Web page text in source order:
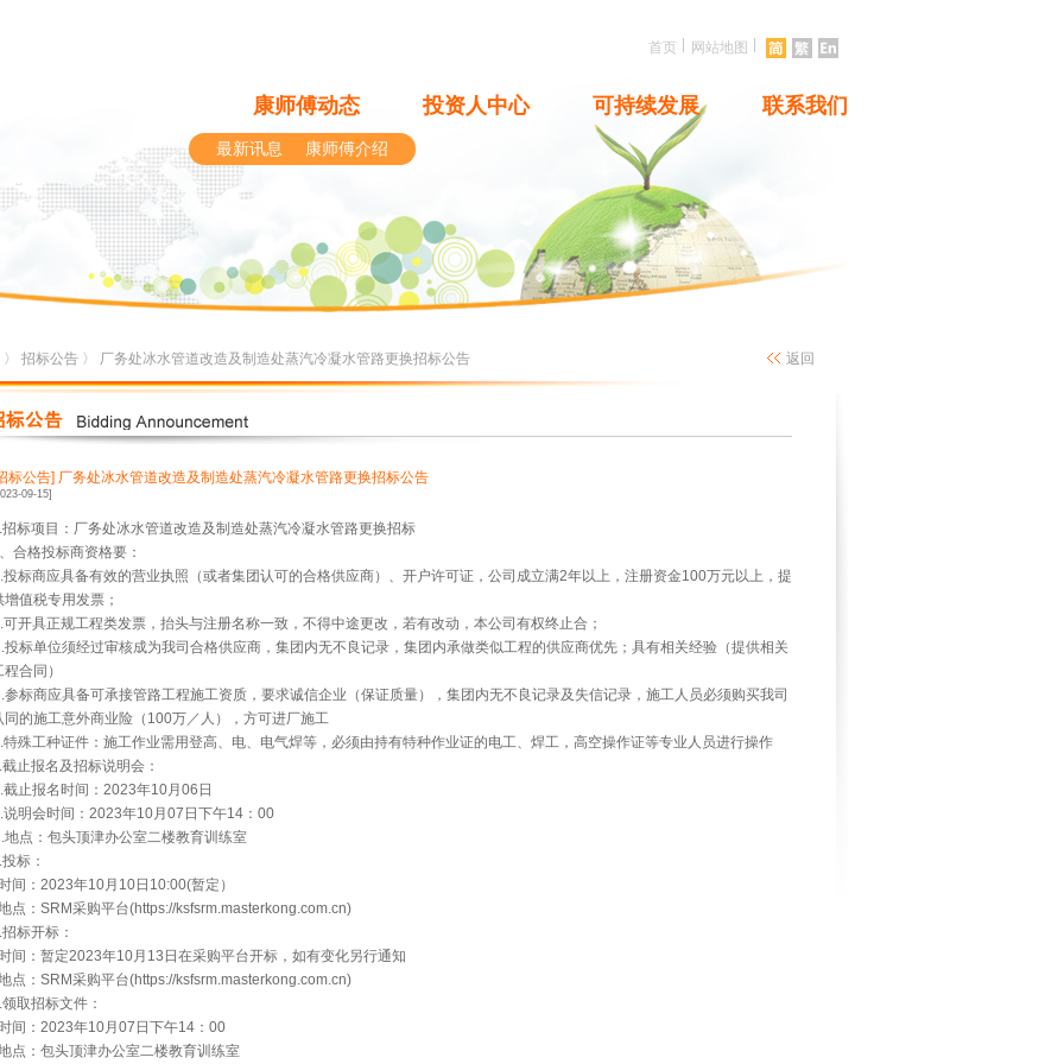
首页 网站地图
康师傅动态 投资人中心 可持续发展 联系我们
最新讯息 康师傅介绍
〉 招标公告 〉 厂务处冰水管道改造及制造处蒸汽冷凝水管路更换招标公告 返回
标公告] 厂务处冰水管道改造及制造处蒸汽冷凝水管路更换招标公告
09-15]
标项目：厂务处冰水管道改造及制造处蒸汽冷凝水管路更换招标
合格投标商资格要：
投标商应具备有效的营业执照（或者集团认可的合格供应商）、开户许可证，公司成立满2年以上，注册资金100万元以上，提
增值税专用发票；
可开具正规工程类发票，抬头与注册名称一致，不得中途更改，若有改动，本公司有权终止合；
投标单位须经过审核成为我司合格供应商，集团内无不良记录，集团内承做类似工程的供应商优先；具有相关经验（提供相关
程合同）
参标商应具备可承接管路工程施工资质，要求诚信企业（保证质量），集团内无不良记录及失信记录，施工人员必须购买我司
同的施工意外商业险（100万／人），方可进厂施工
特殊工种证件：施工作业需用登高、电、电气焊等，必须由持有特种作业证的电工、焊工，高空操作证等专业人员进行操作
止报名及招标说明会：
截止报名时间：2023年10月06日
说明会时间：2023年10月07日下午14：00
地点：包头顶津办公室二楼教育训练室
标：
间：2023年10月10日10:00(暂定）
点：SRM采购平台(https://ksfsrm.masterkong.com.cn)
标开标：
间：暂定2023年10月13日在采购平台开标，如有变化另行通知
点：SRM采购平台(https://ksfsrm.masterkong.com.cn)
取招标文件：
间：2023年10月07日下午14：00
点：包头顶津办公室二楼教育训练室